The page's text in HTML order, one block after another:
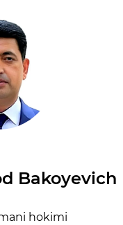
Bakoyevich
hokimi